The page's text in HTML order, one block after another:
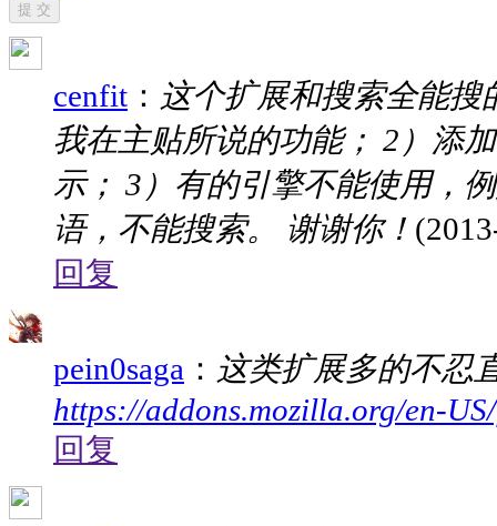
提 交
cenfit ： 这个扩展和搜索全能搜
我在主贴所说的功能； 2）添
示； 3）有的引擎不能使用，
语，不能搜索。 谢谢你！
回复
pein0saga ： 这类扩展多的不忍
https://addons.mozilla.org/en-
回复